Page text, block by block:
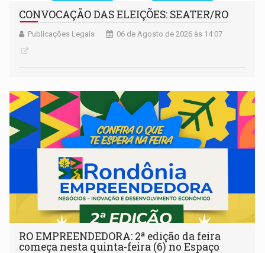
CONVOCAÇÃO DAS ELEIÇÕES: SEATER/RO
Publicações Legais 06 de Agosto de 2026 às 14:07
RO EMPREENDEDORA: 2ª edição da feira
começa nesta quinta-feira (6) no Espaço